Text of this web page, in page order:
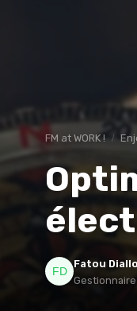
FM at WORK !
Fatou Diallo